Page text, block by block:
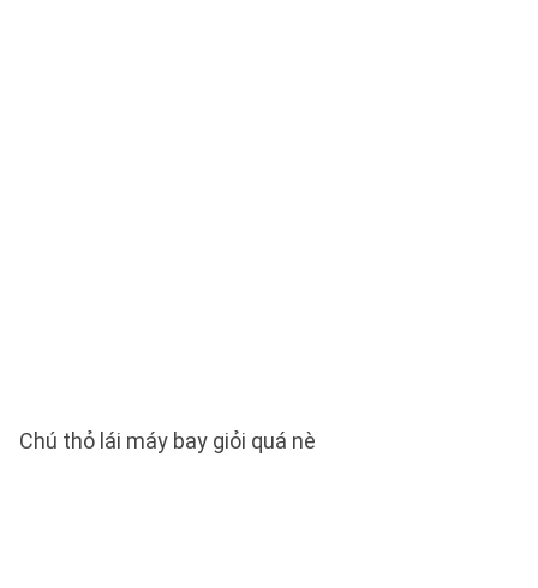
Chú thỏ lái máy bay giỏi quá nè